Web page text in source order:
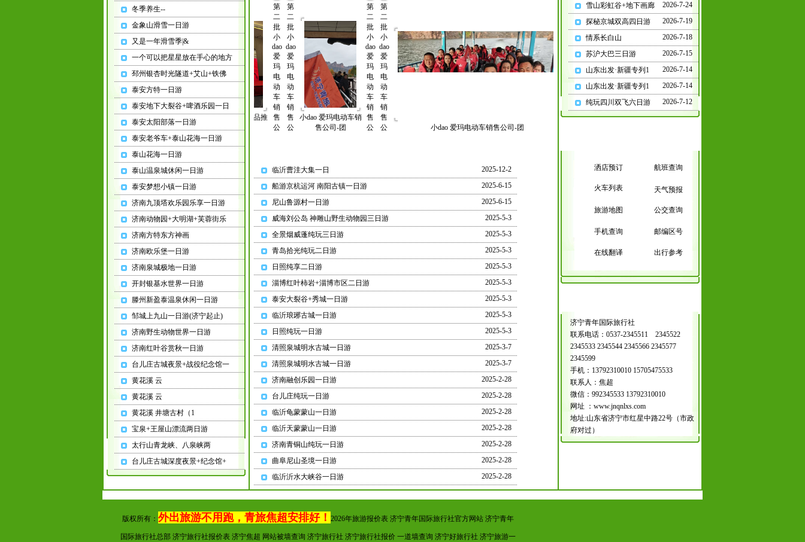
青岛青年国际旅行社有限公
司济宁分公司
统一社会信用代码：
91370811MA3DBJLR0M
备案登记证明编号：
L-SD-CJ00124-JNS-FS0002
业务经营范围：国内、出入
境旅游
法人：焦超
地址：济宁市红星中路市政
府对过
本网站出境旅游产品由青岛
青年国际旅行社济宁分公司
所经营。
冬季养生--
金象山滑雪一日游
又是一年滑雪季|&
一个可以把星星放在手心的地方
邳州银杏时光隧道+艾山+铁佛
泰安方特一日游
泰安地下大裂谷+啤酒乐园一日
泰安太阳部落一日游
泰安老爷车+泰山花海一日游
泰山花海一日游
泰山温泉城休闲一日游
泰安梦想小镇一日游
济南九顶塔欢乐园乐享一日游
济南动物园+大明湖+芙蓉街乐
济南方特东方神画
济南欧乐堡一日游
济南泉城极地一日游
开封银基水世界一日游
滕州新盈泰温泉休闲一日游
邹城上九山一日游(济宁起止)
济南野生动物世界一日游
济南红叶谷赏秋一日游
台儿庄古城夜景+战役纪念馆一
黄花溪 云
黄花溪 云
黄花溪 井塘古村（1
宝泉+王屋山漂流两日游
太行山青龙峡、八泉峡两
台儿庄古城深度夜景+纪念馆+
济南富国岛包机-产品推
介会济宁站
富
国
岛
包
产
品
推
介
会
济
宁
站
济南富国岛包机-产品推
介会济宁站
二
玛
车
批
小
dao
爱
玛
电
动
车
销
售
小dao 爱玛电动车销
售公司-团
批
小
dao
玛
电
动
销
售
公
批
小
dao
玛
电
动
车
销
售
小dao 爱玛电动车销售公司-团
临沂曹洼大集一日
2025-12-2
船游京杭运河 南阳古镇一日游
2025-6-15
尼山鲁源村一日游
2025-6-15
威海刘公岛 神雕山野生动物园三日游
2025-5-3
全景烟威蓬纯玩三日游
2025-5-3
青岛拾光纯玩二日游
2025-5-3
日照纯享二日游
2025-5-3
淄博红叶柿岩+淄博市区二日游
2025-5-3
泰安大裂谷+秀城一日游
2025-5-3
临沂琅琊古城一日游
2025-5-3
日照纯玩一日游
2025-5-3
清照泉城明水古城一日游
2025-3-7
清照泉城明水古城一日游
2025-3-7
济南融创乐园一日游
2025-2-28
台儿庄纯玩一日游
2025-2-28
临沂龟蒙蒙山一日游
2025-2-28
临沂天蒙蒙山一日游
2025-2-28
济南青铜山纯玩一日游
2025-2-28
曲阜尼山圣境一日游
2025-2-28
临沂沂水大峡谷一日游
2025-2-28
雪山彩虹谷+地下画廊
2026-7-24
探秘京城双高四日游
2026-7-19
情系长白山
2026-7-18
苏沪大巴三日游
2026-7-15
山东出发·新疆专列1
2026-7-14
山东出发·新疆专列1
2026-7-14
纯玩四川双飞六日游
2026-7-12
洒店预订 航班查询
火车列表 天气预报
旅游地图 公交查询
手机查询 邮编区号
在线翻译 出行参考
济宁青年国际旅行社
联系电话：0537-2345511 2345522
2345533 2345544 2345566 2345577
2345599
手机：13792310010 15705475533
联系人：焦超
微信：992345533 13792310010
网址 ：www.jnqnlxs.com
地址:山东省济宁市红星中路22号（市政
府对过）
版权所有： 外出旅游不用跑，青旅焦超安排好！ 2026年旅游报价表 济宁青年国际旅行社官方网站 济宁青年
国际旅行社总部 济宁旅行社报价表 济宁焦超 网站被墙查询 济宁旅行社 济宁旅行社报价 一道墙查询 济宁好旅行社 济宁旅游一